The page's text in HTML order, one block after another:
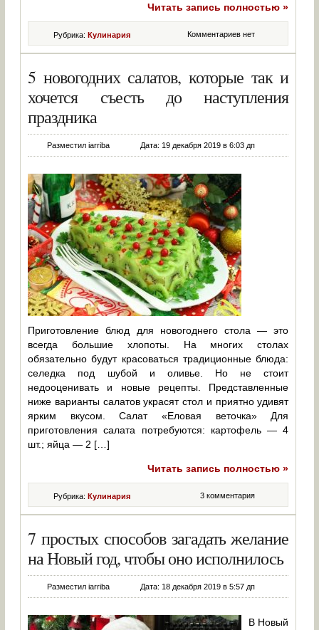
Читать запись полностью »
Комментариев нет
Рубрика:Кулинария
5 новогодних салатов, которые так и
хочется съесть до наступления
праздника
Разместил iarriba Дата: 19 декабря 2019 в 6:03 дп
Приготовление блюд для новогоднего стола — это
всегда большие хлопоты. На многих столах
обязательно будут красоваться традиционные блюда:
селедка под шубой и оливье. Но не стоит
недооценивать и новые рецепты. Представленные
ниже варианты салатов украсят стол и приятно удивят
ярким вкусом. Салат «Еловая веточка» Для
приготовления салата потребуются: картофель — 4
шт.; яйца — 2 […]
Читать запись полностью »
3 комментария
Рубрика:Кулинария
7 простых способов загадать желание
на Новый год, чтобы оно исполнилось
Разместил iarriba Дата: 18 декабря 2019 в 5:57 дп
В Новый